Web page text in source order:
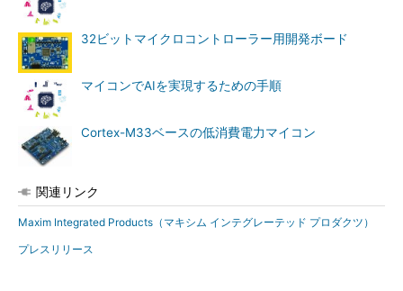
32ビットマイクロコントローラー用開発ボード
マイコンでAIを実現するための手順
Cortex-M33ベースの低消費電力マイコン
関連リンク
Maxim Integrated Products（マキシム インテグレーテッド プロダクツ）
プレスリリース